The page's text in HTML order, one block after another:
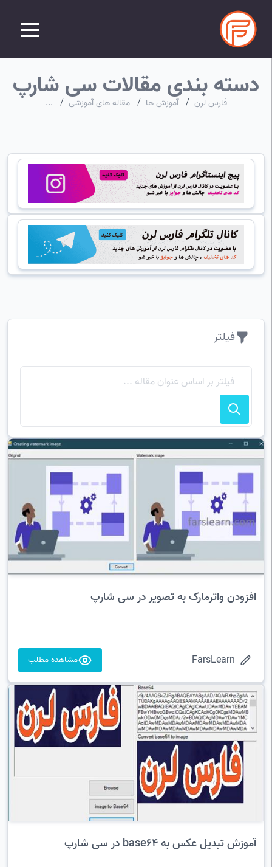
دسته بندی مقالات سی شارپ
فارس لرن / آموزش ها / مقاله های آموزشی /
...
فیلتر
افزودن واترمارک به تصویر در سی شارپ
FarsLearn مشاهده مطلب
آموزش تبدیل عکس به base64 در سی شارپ